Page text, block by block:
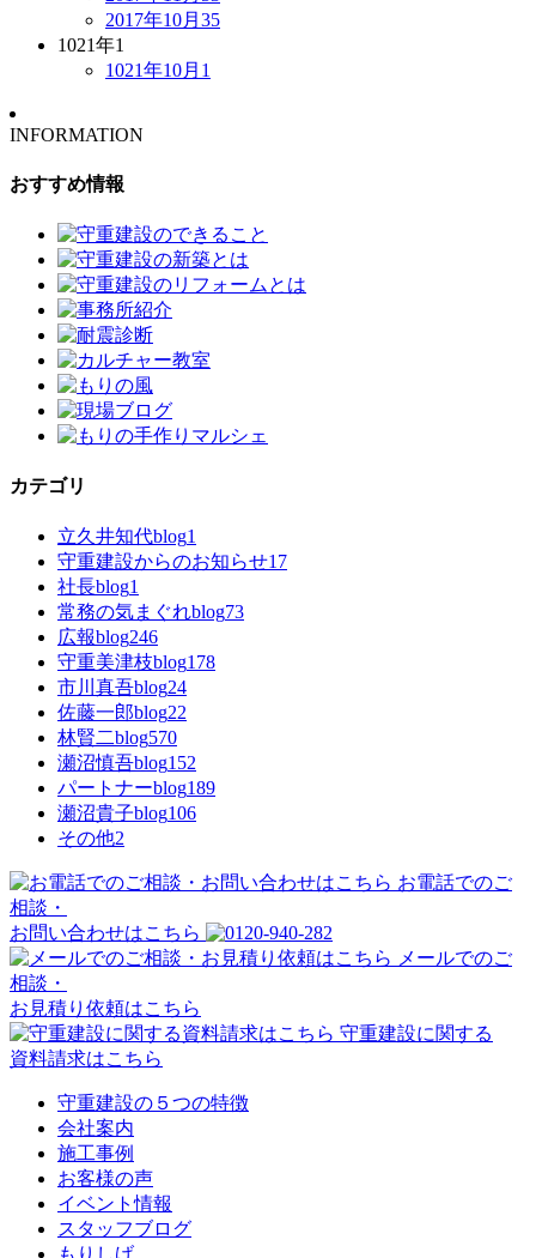
2017年10月 35
1021年1
1021年10月 1
INFORMATION
おすすめ情報
カテゴリ
立久井知代blog1
守重建設からのお知らせ17
社長blog1
常務の気まぐれblog73
広報blog246
守重美津枝blog178
市川真吾blog24
佐藤一郎blog22
林賢二blog570
瀬沼慎吾blog152
パートナーblog189
瀬沼貴子blog106
その他2
お電話でのご
相談・
お問い合わせはこちら
メールでのご
相談・
お見積り依頼はこちら
守重建設に関する
資料請求はこちら
守重建設の５つの特徴
会社案内
施工事例
お客様の声
イベント情報
スタッフブログ